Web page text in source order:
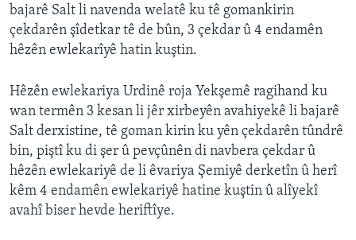
FOLLOW US
Zimanên Din
bajarê Salt li navenda welatê ku tê gomankirin
çekdarên şîdetkar tê de bûn, 3 çekdar û 4 endamên
hêzên ewlekarîyê hatin kuştin.
Hêzên ewlekariya Urdinê roja Yekşemê ragihand ku
wan termên 3 kesan li jêr xirbeyên avahiyekê li bajarê
Salt derxistine, tê goman kirin ku yên çekdarên tûndrê
bin, piştî ku di şer û pevçûnên di navbera çekdar û
hêzên ewlekariyê de li êvariya Şemiyê derketîn û herî
kêm 4 endamên ewlekariyê hatine kuştin û alîyekî
avahî biser hevde heriftîye.